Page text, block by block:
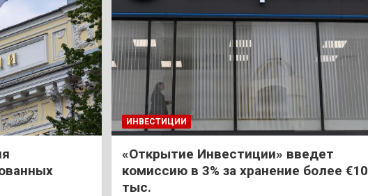
ИНВЕСТИЦИИ
«Открытие Инвестиции» введет
комиссию в 3% за хранение более €10
тыс.